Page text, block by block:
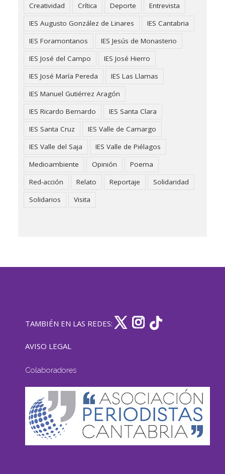
Creatividad
Crítica Deporte
Entrevista
IES Augusto González de Linares
IES Cantabria
IES Foramontanos
IES Jesús de Monasterio
IES José del Campo
IES José Hierro
IES José María Pereda
IES Las Llamas
IES Manuel Gutiérrez Aragón
IES Ricardo Bernardo
IES Santa Clara
IES Santa Cruz
IES Valle de Camargo
IES Valle del Saja
IES Valle de Piélagos
Medioambiente
Opinión
Poema
Red-acción
Relato Reportaje
Solidaridad
Solidarios
Visita
TAMBIÉN EN LAS REDES:
AVISO LEGAL
Colaboradores